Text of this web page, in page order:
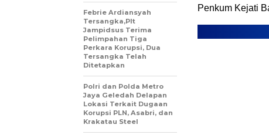
Penkum Kejati
Febrie Ardiansyah
Tersangka,Plt
Jampidsus Terima
Pelimpahan Tiga
Perkara Korupsi, Dua
Tersangka Telah
Ditetapkan
Polri dan Polda Metro
Jaya Geledah Delapan
Lokasi Terkait Dugaan
Korupsi PLN, Asabri, dan
Krakatau Steel